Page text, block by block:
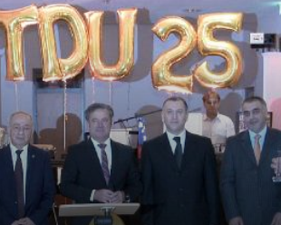
Türk
Ticaret